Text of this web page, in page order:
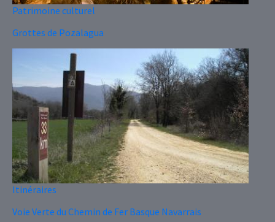
Patrimoine culturel
Grottes de Pozalagua
Itinéraires
Voie Verte du Chemin de Fer Basque Navarrais